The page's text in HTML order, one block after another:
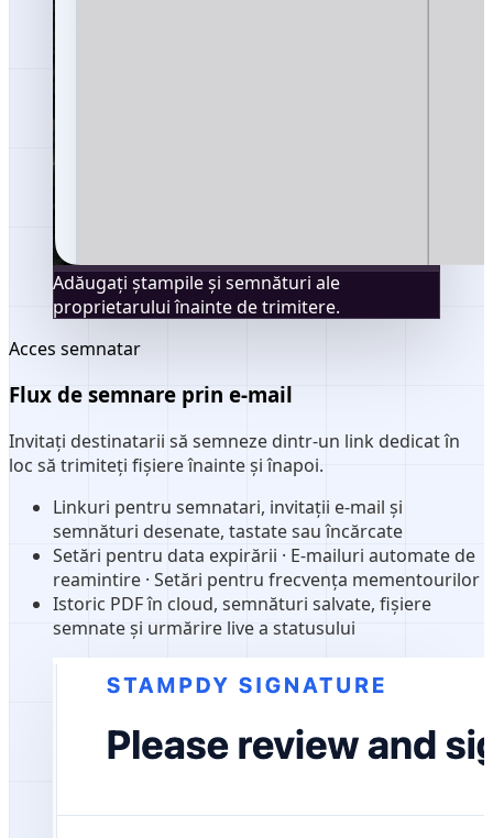
Adăugați ștampile și semnături ale
proprietarului înainte de trimitere.
Acces semnatar
Flux de semnare prin e-mail
Invitați destinatarii să semneze dintr-un link dedicat în
loc să trimiteți fișiere înainte și înapoi.
Linkuri pentru semnatari, invitații e-mail și
semnături desenate, tastate sau încărcate
Setări pentru data expirării · E-mailuri automate de
reamintire · Setări pentru frecvența mementourilor
Istoric PDF în cloud, semnături salvate, fișiere
semnate și urmărire live a statusului